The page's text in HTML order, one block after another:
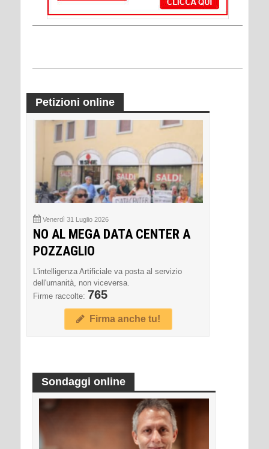
Petizioni online
Venerdì 31 Luglio 2026
NO AL MEGA DATA CENTER A
POZZAGLIO
L'intelligenza Artificiale va posta al servizio
dell'umanità, non viceversa.
Firme raccolte: 765
Firma anche tu!
Sondaggi online